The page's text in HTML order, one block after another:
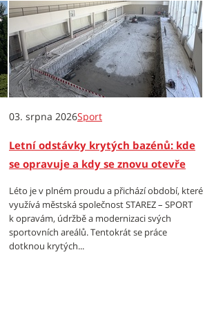
03. srpna 2026Sport
Letní odstávky krytých bazénů: kde
se opravuje a kdy se znovu otevře
Léto je v plném proudu a přichází období, které
využívá městská společnost STAREZ – SPORT
k opravám, údržbě a modernizaci svých
sportovních areálů. Tentokrát se práce
dotknou krytých...